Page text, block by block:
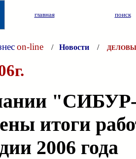
главная поиск
on-line / Новости /
итоги
2006 года